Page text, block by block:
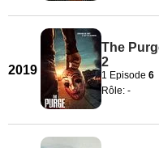
2019
The
2
1 Episode 6
Rôle: -